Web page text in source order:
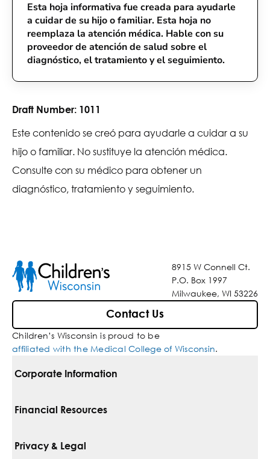
Esta hoja informativa fue creada para ayudarle
a cuidar de su hijo o familiar. Esta hoja no
reemplaza la atención médica. Hable con su
proveedor de atención de salud sobre el
diagnóstico, el tratamiento y el seguimiento.
Draft Number: 1011
Este contenido se creó para ayudarle a cuidar a su
hijo o familiar. No sustituye la atención médica.
Consulte con su médico para obtener un
diagnóstico, tratamiento y seguimiento.
8915 W Connell Ct.
P.O. Box 1997
Milwaukee, WI 53226
Contact Us
Children’s Wisconsin is proud to be
affiliated with the Medical College of Wisconsin.
Corporate Information
For Vendors
Financial Resources
Pay Your Bill
Privacy & Legal